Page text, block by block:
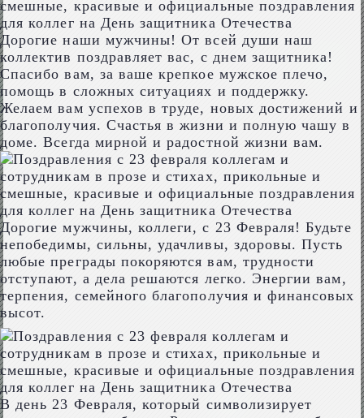
Дорогие наши мужчины! От всей души наш
коллектив поздравляет вас, с днем защитника!
Спасибо вам, за ваше крепкое мужское плечо,
помощь в сложных ситуациях и поддержку.
Желаем вам успехов в труде, новых достижений и
благополучия. Счастья в жизни и полную чашу в
доме. Всегда мирной и радостной жизни вам.
Дорогие мужчины, коллеги, с 23 Февраля! Будьте
непобедимы, сильны, удачливы, здоровы. Пусть
любые преграды покоряются вам, трудности
отступают, а дела решаются легко. Энергии вам,
терпения, семейного благополучия и финансовых
высот.
В день 23 Февраля, который символизирует